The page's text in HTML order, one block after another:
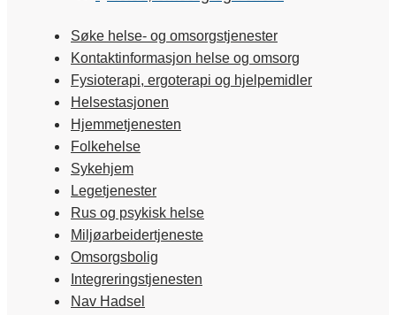
Søke helse- og omsorgstjenester
Kontaktinformasjon helse og omsorg
Fysioterapi, ergoterapi og hjelpemidler
Helsestasjonen
Hjemmetjenesten
Folkehelse
Sykehjem
Legetjenester
Rus og psykisk helse
Miljøarbeidertjeneste
Omsorgsbolig
Integreringstjenesten
Nav Hadsel